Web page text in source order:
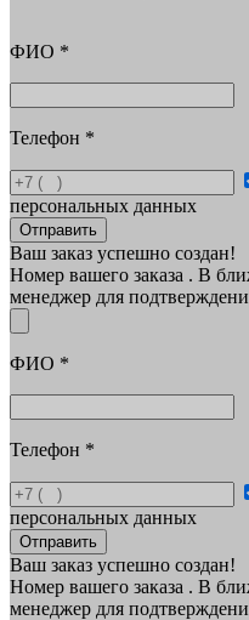
ФИО *
Телефон *
персональных данных
Отправить
Ваш заказ успешно создан!
Номер вашего заказа . В
менеджер для
ФИО *
Телефон *
персональных данных
Отправить
Ваш заказ успешно создан!
Номер вашего заказа . В
менеджер для